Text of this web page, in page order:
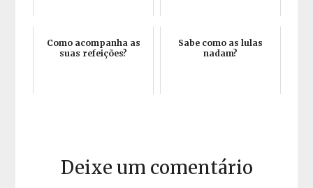
Como acompanha as
suas refeições?
Sabe como as lulas
nadam?
Deixe um comentário